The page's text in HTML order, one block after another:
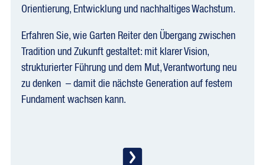
Orientierung, Entwicklung und nachhaltiges Wachstum.
Erfahren Sie, wie Garten Reiter den Übergang zwischen
Tradition und Zukunft gestaltet: mit klarer Vision,
strukturierter Führung und dem Mut, Verantwortung neu
zu denken – damit die nächste Generation auf festem
Fundament wachsen kann.